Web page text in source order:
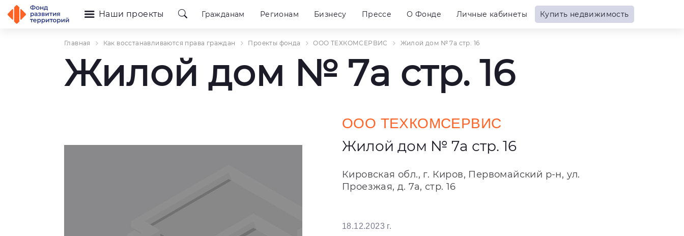
Наши проекты Гражданам Регионам Бизнесу Прессе О Фонде Личные кабинеты Купить недвижимость
Главная Как восстанавливаются права граждан Проекты фонда ООО ТЕХКОМСЕРВИС Жилой дом № 7a стр. 16
Жилой дом № 7a стр. 16
ООО ТЕХКОМСЕРВИС
Жилой дом № 7a стр. 16
Кировская обл., г. Киров, Первомайский р-н, ул.
Проезжая, д. 7а, стр. 16
18.12.2023 г.